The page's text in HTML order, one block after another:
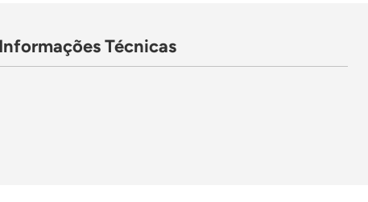
Informações Técnicas